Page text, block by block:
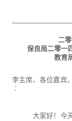
二
保良局二零一
教育
李主席、各位嘉宾
︰
大家好！今天